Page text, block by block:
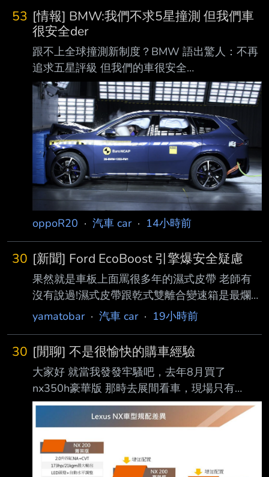
執過程中68歲李姓男子持摺 疊刀攻擊35歲葉姓
男子，造成葉男手部割傷，而葉也不甘示弱予以
反擊，將李打趴在地， 有民眾拍下李男倒地情
形，李耳朵滲血、眼神失焦，口部也吐出血沫，
驚悚畫面引起大量 網友熱議。 影片顯示，發生
糾紛後，李男走向葉男車旁叫囂，並試圖將駕駛
座內的葉男拉下車，造成 整輛廂型車不斷晃
動，李還有疑似揮拳動作；另一
53 [情報] BMW:我們不求5星撞測 但我們車
很安全der
跟不上全球撞測新制度？BMW 語出驚人：不再
追求五星評級 但我們的車很安全
https://auto.ltn.com.tw/news/32526 — 全球新
車安全測試標準愈來愈嚴格，能獲得五星評價，
除了代表自家車輛安全獲得專業單位 背書，同
時也讓消費者願意買單的最大關鍵，尤其是價格
更高的豪華品牌更是如此，但 BMW 近日卻坦
言，品牌在開發新車時不是取得五星安全評價為
目標，引起業界與車迷一片譁然 。 外媒報導，
Michel 指出， 品牌始終致力於打造高安全性的
產品，但 2026 年起實施的新一代 ANCA
oppoR20 · 汽車 car· 14小時前
30 [新聞] Ford EcoBoost 引擎爆安全疑慮
果然就是車板上面罵很多年的濕式皮帶 老師有
沒有說過!濕式皮帶跟乾式雙離合變速箱是最爛的
設計!老師在講你都沒在聽嘛!
路交通安全管理局（NHTSA）擴大針對 Ford
1.0 升 EcoBoost 三缸渦輪引擎 的安全調查，涉
及約 13 萬 5,551 輛車，原因是採用濕式正時皮
帶（Wet Timing Belt） 設計，皮帶可能在正常
使用過程中產生碎屑，堵塞機油幫浦濾網，導致
引擎潤滑不足，嚴 重時甚至造成引擎鎖死、車
輛失去動力
yamatobar· 汽車 car· 19小時前
30 [閒聊] 不是很愉快的購車經驗
大家好 就當我發發牢騷吧，去年8月買了
nx350h豪華版 那時去展間看車，現場只有
nx200豪華版。看了覺得不管外型內裝都還蠻滿
意的，那時候看n x200是有電尾門的。後來上網
大家都說要買就買350h，油電的行路質感很
棒！ 我去試開朋友的350h也覺得油電好，後來
就下訂 在選菜單的時候豪華跟頂級也差10幾萬